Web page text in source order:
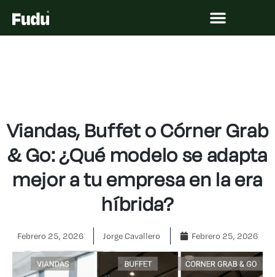
Viandas, Buffet o Córner Grab
& Go: ¿Qué modelo se adapta
mejor a tu empresa en la era
híbrida?
Febrero 25, 2026 Jorge Cavallero Febrero 25, 2026